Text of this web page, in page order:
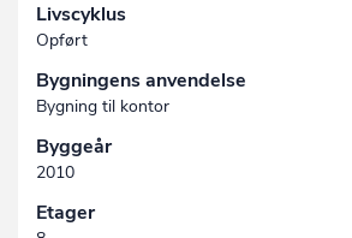
Livscyklus
Opført
Bygningens anvendelse
Bygning til kontor
Byggeår
2010
Etager